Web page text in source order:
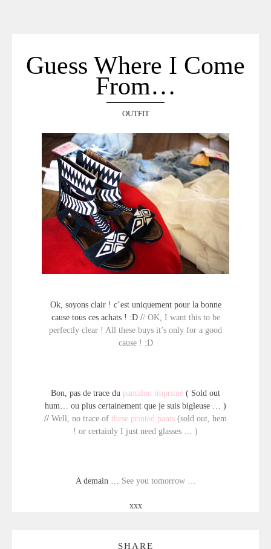
LOOKBOOK
RECHERCHE
Guess Where I Come
From…
OUTFIT
Ok, soyons clair ! c’est uniquement pour la bonne
cause tous ces achats ! :D // OK, I want this to be
perfectly clear ! All these buys it’s only for a good
cause ! :D
Bon, pas de trace du pantalon imprimé ( Sold out
hum… ou plus certainement que je suis bigleuse … )
// Well, no trace of these printed pants (sold out, hem
! or certainly I just need glasses … )
A demain … See you tomorrow …
xxx
SHARE